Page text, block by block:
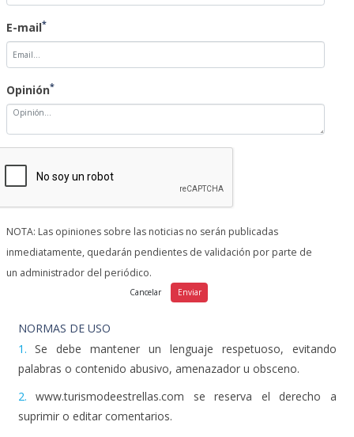
E-mail*
Opinión*
NOTA: Las opiniones sobre las noticias no serán publicadas
inmediatamente, quedarán pendientes de validación por parte de
un administrador del periódico.
NORMAS DE USO
1. Se debe mantener un lenguaje respetuoso, evitando
palabras o contenido abusivo, amenazador u obsceno.
2. www.turismodeestrellas.com se reserva el derecho a
suprimir o editar comentarios.